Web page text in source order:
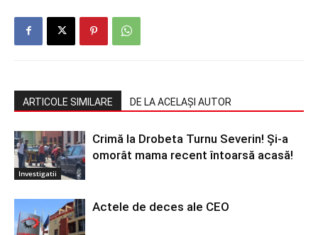
ARTICOLE SIMILARE DE LA ACELAȘI AUTOR
Investigatii
Crimă la Drobeta Turnu Severin! Și-a
omorât mama recent întoarsă acasă!
Actele de deces ale CEO